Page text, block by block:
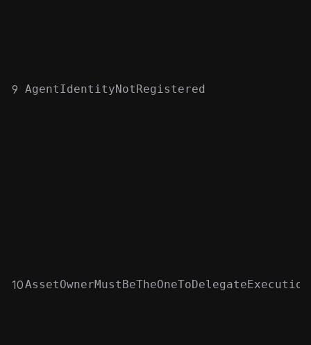
9 AgentIdentityNotRegistered
10AssetOwnerMustBeTheOneToDelegateExecution